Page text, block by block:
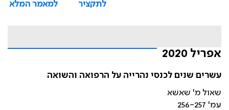
לתקציר
למאמר המלא
אפריל 2020
עשרים שנים לכנסי נהרייה על הרפואה והשואה
שאול מ' שאשא
עמ' 256-257